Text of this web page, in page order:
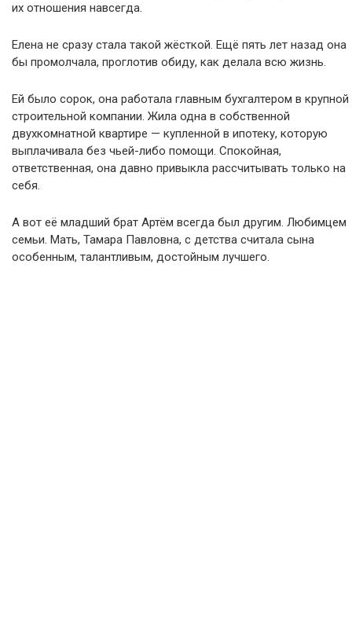
их отношения навсегда.
Елена не сразу стала такой жёсткой. Ещё пять лет назад она
бы промолчала, проглотив обиду, как делала всю жизнь.
Ей было сорок, она работала главным бухгалтером в крупной
строительной компании. Жила одна в собственной
двухкомнатной квартире — купленной в ипотеку, которую
выплачивала без чьей-либо помощи. Спокойная,
ответственная, она давно привыкла рассчитывать только на
себя.
А вот её младший брат Артём всегда был другим. Любимцем
семьи. Мать, Тамара Павловна, с детства считала сына
особенным, талантливым, достойным лучшего.